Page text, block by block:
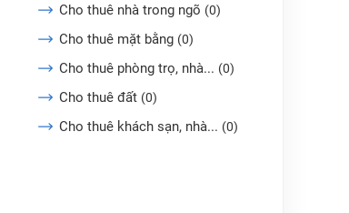
Cho thuê nhà trong ngõ (0)
Cho thuê mặt bằng (0)
Cho thuê phòng trọ, nhà... (0)
Cho thuê đất (0)
Cho thuê khách sạn, nhà... (0)